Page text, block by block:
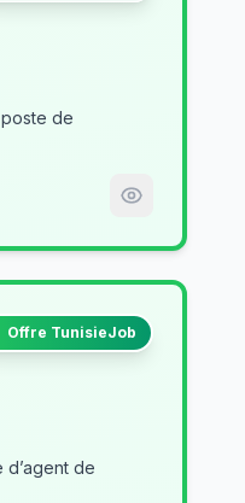
de
Offre TunisieJob